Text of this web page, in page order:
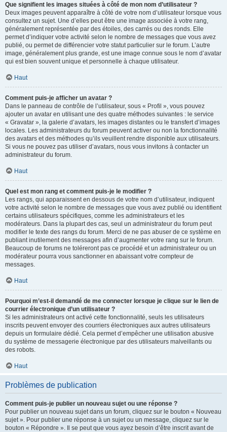
Que signifient les images situées à côté de mon nom d’utilisateur ?
Deux images peuvent apparaître à côté de votre nom d’utilisateur lorsque vous
consultez un sujet. Une d’elles peut être une image associée à votre rang,
généralement représentée par des étoiles, des carrés ou des ronds. Elle
permet d’indiquer votre activité selon le nombre de messages que vous avez
publié, ou permet de différencier votre statut particulier sur le forum. L’autre
image, généralement plus grande, est une image connue sous le nom d’avatar
qui est bien souvent unique et personnelle à chaque utilisateur.
Haut
Comment puis-je afficher un avatar ?
Dans le panneau de contrôle de l’utilisateur, sous « Profil », vous pouvez
ajouter un avatar en utilisant une des quatre méthodes suivantes : le service
« Gravatar », la galerie d’avatars, les images distantes ou le transfert d’images
locales. Les administrateurs du forum peuvent activer ou non la fonctionnalité
des avatars et des méthodes qu’ils veuillent rendre disponible aux utilisateurs.
Si vous ne pouvez pas utiliser d’avatars, nous vous invitons à contacter un
administrateur du forum.
Haut
Quel est mon rang et comment puis-je le modifier ?
Les rangs, qui apparaissent en dessous de votre nom d’utilisateur, indiquent
votre activité selon le nombre de messages que vous avez publié ou identifient
certains utilisateurs spécifiques, comme les administrateurs et les
modérateurs. Dans la plupart des cas, seul un administrateur du forum peut
modifier le texte des rangs du forum. Merci de ne pas abuser de ce système en
publiant inutilement des messages afin d’augmenter votre rang sur le forum.
Beaucoup de forums ne toléreront pas ce procédé et un administrateur ou un
modérateur pourra vous sanctionner en abaissant votre compteur de
messages.
Haut
Pourquoi m’est-il demandé de me connecter lorsque je clique sur le lien de
courrier électronique d’un utilisateur ?
Si les administrateurs ont activé cette fonctionnalité, seuls les utilisateurs
inscrits peuvent envoyer des courriers électroniques aux autres utilisateurs
depuis un formulaire dédié. Cela permet d’empêcher une utilisation abusive
du système de messagerie électronique par des utilisateurs malveillants ou
des robots.
Haut
Problèmes de publication
Comment puis-je publier un nouveau sujet ou une réponse ?
Pour publier un nouveau sujet dans un forum, cliquez sur le bouton « Nouveau
sujet ». Pour publier une réponse à un sujet ou un message, cliquez sur le
bouton « Répondre ». Il se peut que vous ayez besoin d’être inscrit avant de